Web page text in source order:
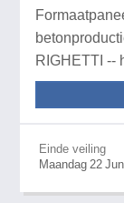
RIGHETTI --
Einde veiling
Maandag 22